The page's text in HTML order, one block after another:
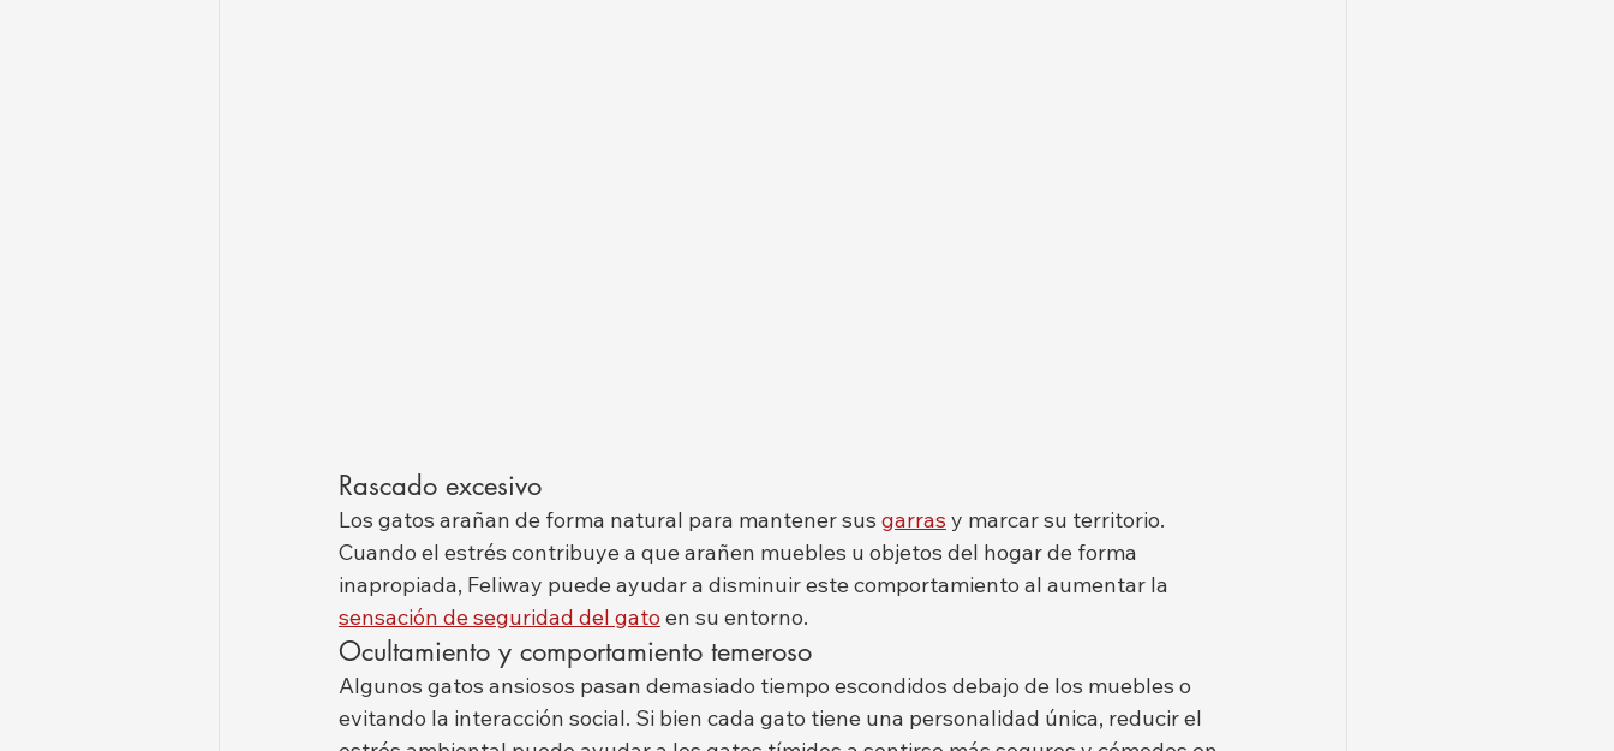
Rascado excesivo
Los gatos arañan de forma natural para mantener sus garras y marcar su territorio.
Cuando el estrés contribuye a que arañen muebles u objetos del hogar de forma
inapropiada, Feliway puede ayudar a disminuir este comportamiento al aumentar la
sensación de seguridad del gato en su entorno.
Ocultamiento y comportamiento temeroso
Algunos gatos ansiosos pasan demasiado tiempo escondidos debajo de los muebles o
evitando la interacción social. Si bien cada gato tiene una personalidad única, reducir el